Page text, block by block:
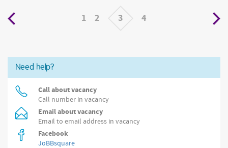
1 2 3 4
Need help?
Call about vacancy
Call number in vacancy
Email about vacancy
Email to email address in vacancy
Facebook
JoBBsquare